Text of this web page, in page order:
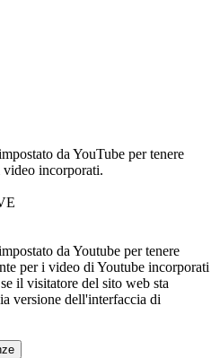
da YouTube per tenere
incorporati.
da Youtube per tenere
per i video di Youtube incorporati
il visitatore del sito web sta
versione dell'interfaccia di